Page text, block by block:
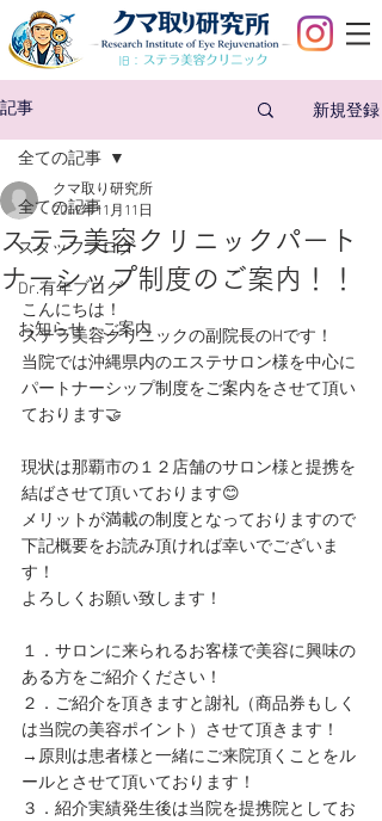
旧：
記事 新規登録
全ての記事
スタッフブログ
Dr.有年ブログ
お知らせ・ご案内
全ての記事
ステラ美容クリニックパート
ナーシップ制度のご案内！！
クマ取り研究所
2019年11月11日
こんにちは！
ステラ美容クリニックの副院長のHです！
当院では沖縄県内のエステサロン様を中心に
パートナーシップ制度をご案内をさせて頂い
ております🤝
現状は那覇市の１２店舗のサロン様と提携を
結ばさせて頂いております😊
メリットが満載の制度となっておりますので
下記概要をお読み頂ければ幸いでございま
す！
よろしくお願い致します！
１．サロンに来られるお客様で美容に興味の
ある方をご紹介ください！
２．ご紹介を頂きますと謝礼（商品券もしく
は当院の美容ポイント）させて頂きます！
→原則は患者様と一緒にご来院頂くことをル
ールとさせて頂いております！
３．紹介実績発生後は当院を提携院としてお